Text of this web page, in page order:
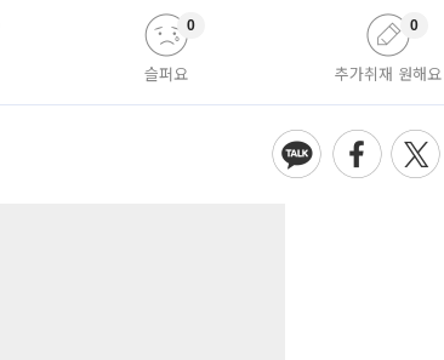
슬퍼요
0
추가취재 원해요
0